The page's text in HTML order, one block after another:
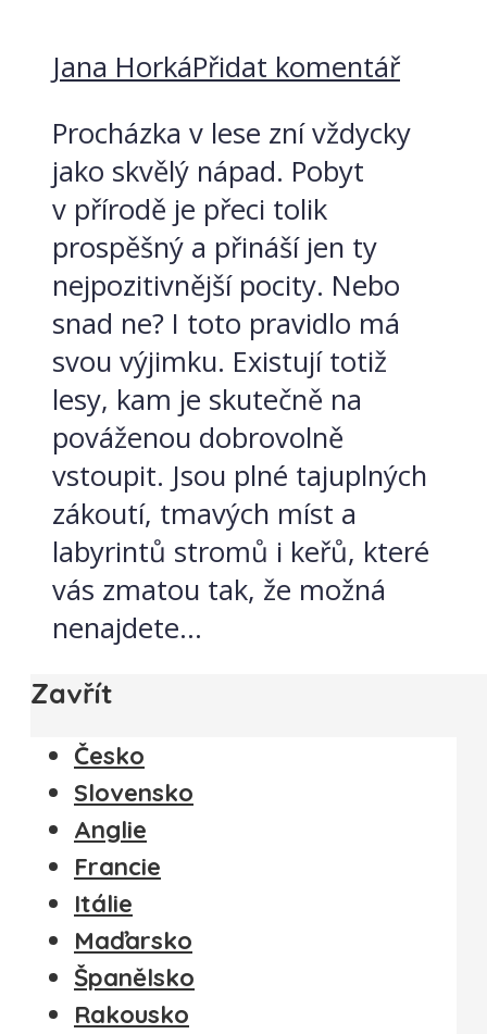
Jana HorkáPřidat komentář
Procházka v lese zní vždycky
jako skvělý nápad. Pobyt
v přírodě je přeci tolik
prospěšný a přináší jen ty
nejpozitivnější pocity. Nebo
snad ne? I toto pravidlo má
svou výjimku. Existují totiž
lesy, kam je skutečně na
pováženou dobrovolně
vstoupit. Jsou plné tajuplných
zákoutí, tmavých míst a
labyrintů stromů i keřů, které
vás zmatou tak, že možná
nenajdete...
Zavřít
Česko
Slovensko
Anglie
Francie
Itálie
Maďarsko
Španělsko
Rakousko